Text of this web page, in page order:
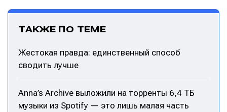
Политику обработки персональных данныхиПравила
Политику обработки персональных данныхиПравила
Политику обработки персональных данныхиПравила
Политику обработки персональных данныхиПравила
ТАКЖЕ ПО ТЕМЕ
Жестокая правда: единственный способ
сводить лучше
Anna’s Archive выложили на торренты 6,4 ТБ
музыки из Spotify — это лишь малая часть